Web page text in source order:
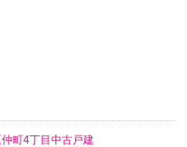
町4丁目中古戸建